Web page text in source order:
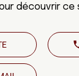
découvrir ce